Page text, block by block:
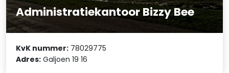
Administratiekantoor Bizzy Bee
KvK nummer: 78029775
Adres: Galjoen 19 16